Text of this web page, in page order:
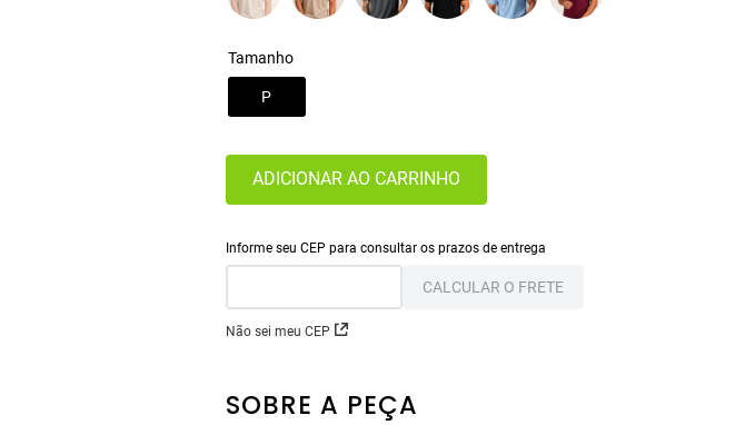
Tamanho
P
ADICIONAR AO CARRINHO
Não sei meu CEP
CALCULAR O FRETE
SOBRE A PEÇA